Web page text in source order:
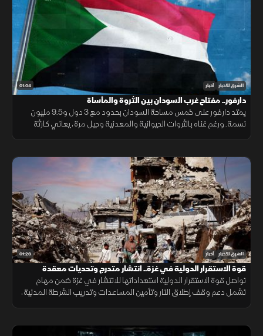
01:04 الشرق للأخبار أخبار
دارفور.. مفتاح غرب السودان بين الثروة والمأساة
يمتد دارفور على خمس مساحة السودان بحدود مع 3 دول و9.5 مليون
نسمة. ورغم غناه بالثروات الحيوانية والمعدنية وجبل مرة، يعاني كارثة
01:26 الشرق للأخبار أخبار
قوة الاستقرار الدولية في غزة.. انتشار متدرج وتحديات معقدة
تواصل قوة الاستقرار الدولية استعداداتها للانتشار في غزة ضمن مهام
تشمل دعم وقف إطلاق النار وتأمين المساعدات وتدريب الشرطة المدنية،